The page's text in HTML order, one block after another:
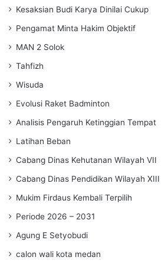
Kesaksian Budi Karya Dinilai Cukup
Pengamat Minta Hakim Objektif
MAN 2 Solok
Tahfizh
Wisuda
Evolusi Raket Badminton
Analisis Pengaruh Ketinggian Tempat
Latihan Beban
Cabang Dinas Kehutanan Wilayah VII
Cabang Dinas Pendidikan Wilayah XIII
Mukim Firdaus Kembali Terpilih
Periode 2026 – 2031
Agung E Setyobudi
calon wali kota medan